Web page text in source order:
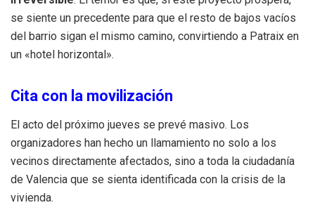
se siente un precedente para que el resto de bajos vacíos
del barrio sigan el mismo camino, convirtiendo a Patraix en
un «hotel horizontal».
Cita con la movilización
El acto del próximo jueves se prevé masivo. Los
organizadores han hecho un llamamiento no solo a los
vecinos directamente afectados, sino a toda la ciudadanía
de Valencia que se sienta identificada con la crisis de la
vivienda.